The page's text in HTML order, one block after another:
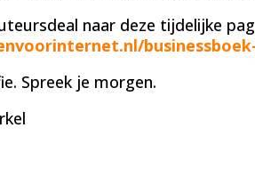
naar deze tijdelijke
Spreek je morgen.